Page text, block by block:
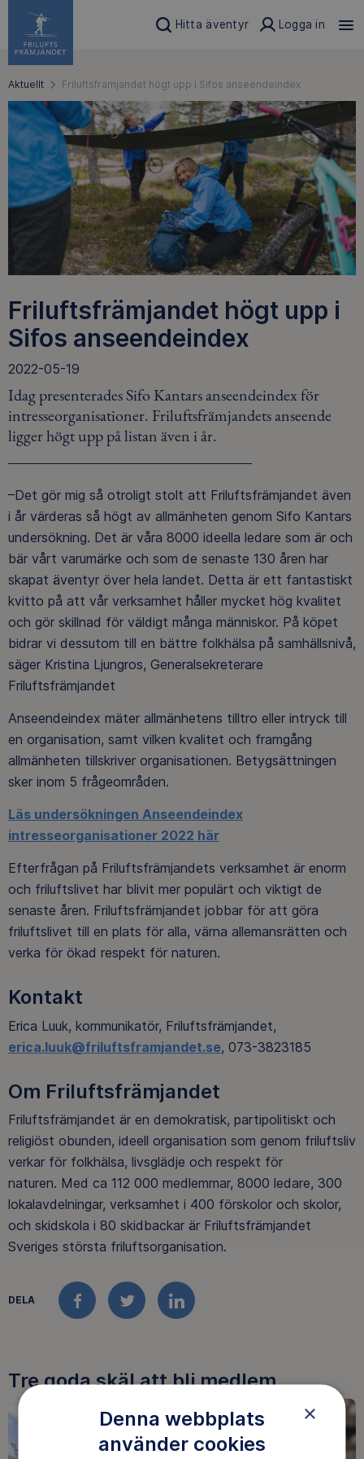
Hitta äventyr Logga in
Aktuellt Friluftsfrämjandet högt upp i Sifos anseendeindex
Friluftsfrämjandet högt upp i
Sifos anseendeindex
2022-05-19
Idag presenterades Sifo Kantars anseendeindex för
intresseorganisationer. Friluftsfrämjandets anseende
ligger högt upp på listan även i år.
–Det gör mig så otroligt stolt att Friluftsfrämjandet även
i år värderas så högt av allmänheten genom Sifo Kantars
undersökning. Det är våra 8000 ideella ledare som är och
bär vårt varumärke och som de senaste 130 åren har
skapat äventyr över hela landet. Detta är ett fantastiskt
kvitto på att vår verksamhet håller mycket hög kvalitet
och gör skillnad för väldigt många människor. På köpet
bidrar vi dessutom till en bättre folkhälsa på samhällsnivå,
säger Kristina Ljungros, Generalsekreterare
Friluftsfrämjandet
Anseendeindex mäter allmänhetens tilltro eller intryck till
en organisation, samt vilken kvalitet och framgång
allmänheten tillskriver organisationen. Betygsättningen
sker inom 5 frågeområden.
Läs undersökningen Anseendeindex
intresseorganisationer 2022 här
Efterfrågan på Friluftsfrämjandets verksamhet är enorm
och friluftslivet har blivit mer populärt och viktigt de
senaste åren. Friluftsfrämjandet jobbar för att göra
friluftslivet till en plats för alla, värna allemansrätten och
verka för ökad respekt för naturen.
Kontakt
Erica Luuk, kommunikatör, Friluftsfrämjandet,
erica.luuk@friluftsframjandet.se, 073-3823185
Om Friluftsfrämjandet
Friluftsfrämjandet är en demokratisk, partipolitiskt och
religiöst obunden, ideell organisation som genom friluftsliv
verkar för folkhälsa, livsglädje och respekt för
naturen. Med ca 112 000 medlemmar, 8000 ledare, 300
lokalavdelningar, verksamhet i 400 förskolor och skolor,
och skidskola i 80 skidbackar är Friluftsfrämjandet
Sveriges största friluftsorganisation.
DELA
FACEBOOKTWITTERLINKEDIN
Tre goda skäl att bli medlem
×
Denna webbplats
använder cookies